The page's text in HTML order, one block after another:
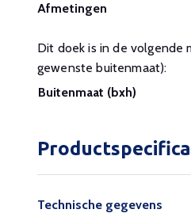
Afmetingen
Dit doek is in de volgende
gewenste buitenmaat):
Buitenmaat (bxh)
Technische gegevens